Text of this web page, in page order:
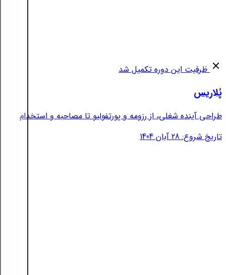
ظرفیت این دوره تکمیل شد
پُلاریس
طراحی آینده شغلی، از رزومه و پورتفولیو تا مصاحبه و استخدام
تاریخ شروع: 28 آبان 1404